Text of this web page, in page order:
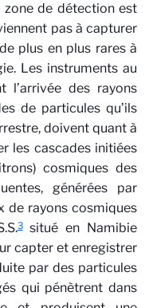
zone de détection est
pas à capturer
plus en plus rares à
Les instruments au
l’arrivée des rayons
de particules qu’ils
doivent quant à
les cascades initiées
cosmiques des
générées par
de rayons cosmiques
3situé en Namibie
capter et enregistrer
par des particules
qui pénètrent dans